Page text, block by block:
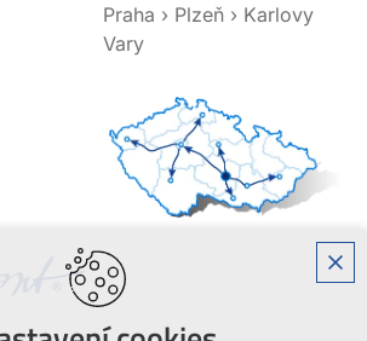
Praha › Plzeň › Karlovy
Vary